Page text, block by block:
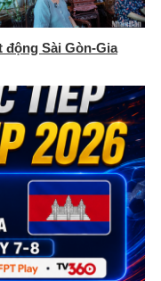
Sài Gòn-Gia